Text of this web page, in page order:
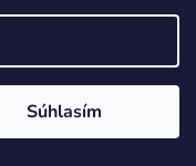
Súhlasím